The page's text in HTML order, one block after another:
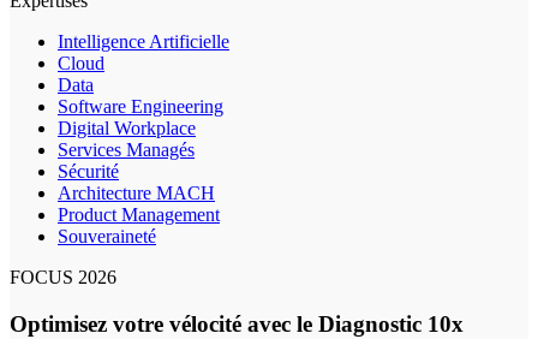
Intelligence Artificielle
Cloud
Data
Software Engineering
Digital Workplace
Services Managés
Sécurité
Architecture MACH
Product Management
Souveraineté
FOCUS 2026
Optimisez votre vélocité avec le Diagnostic 10x